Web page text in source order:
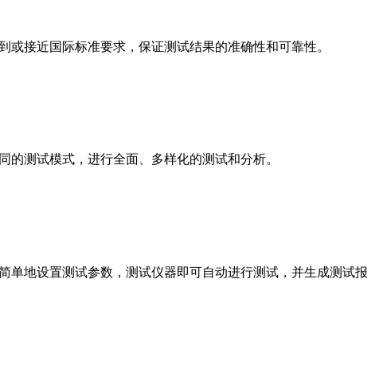
接近国际标准要求，保证测试结果的准确性和可靠性。
测试模式，进行全面、多样化的测试和分析。
单地设置测试参数，测试仪器即可自动进行测试，并生成测试报